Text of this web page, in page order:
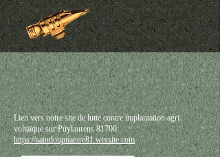
Lien vers notre site de lutte contre implantation agri
voltaïque sur Puylaurens 81700:
https://saintloupnature81.wixsite.com